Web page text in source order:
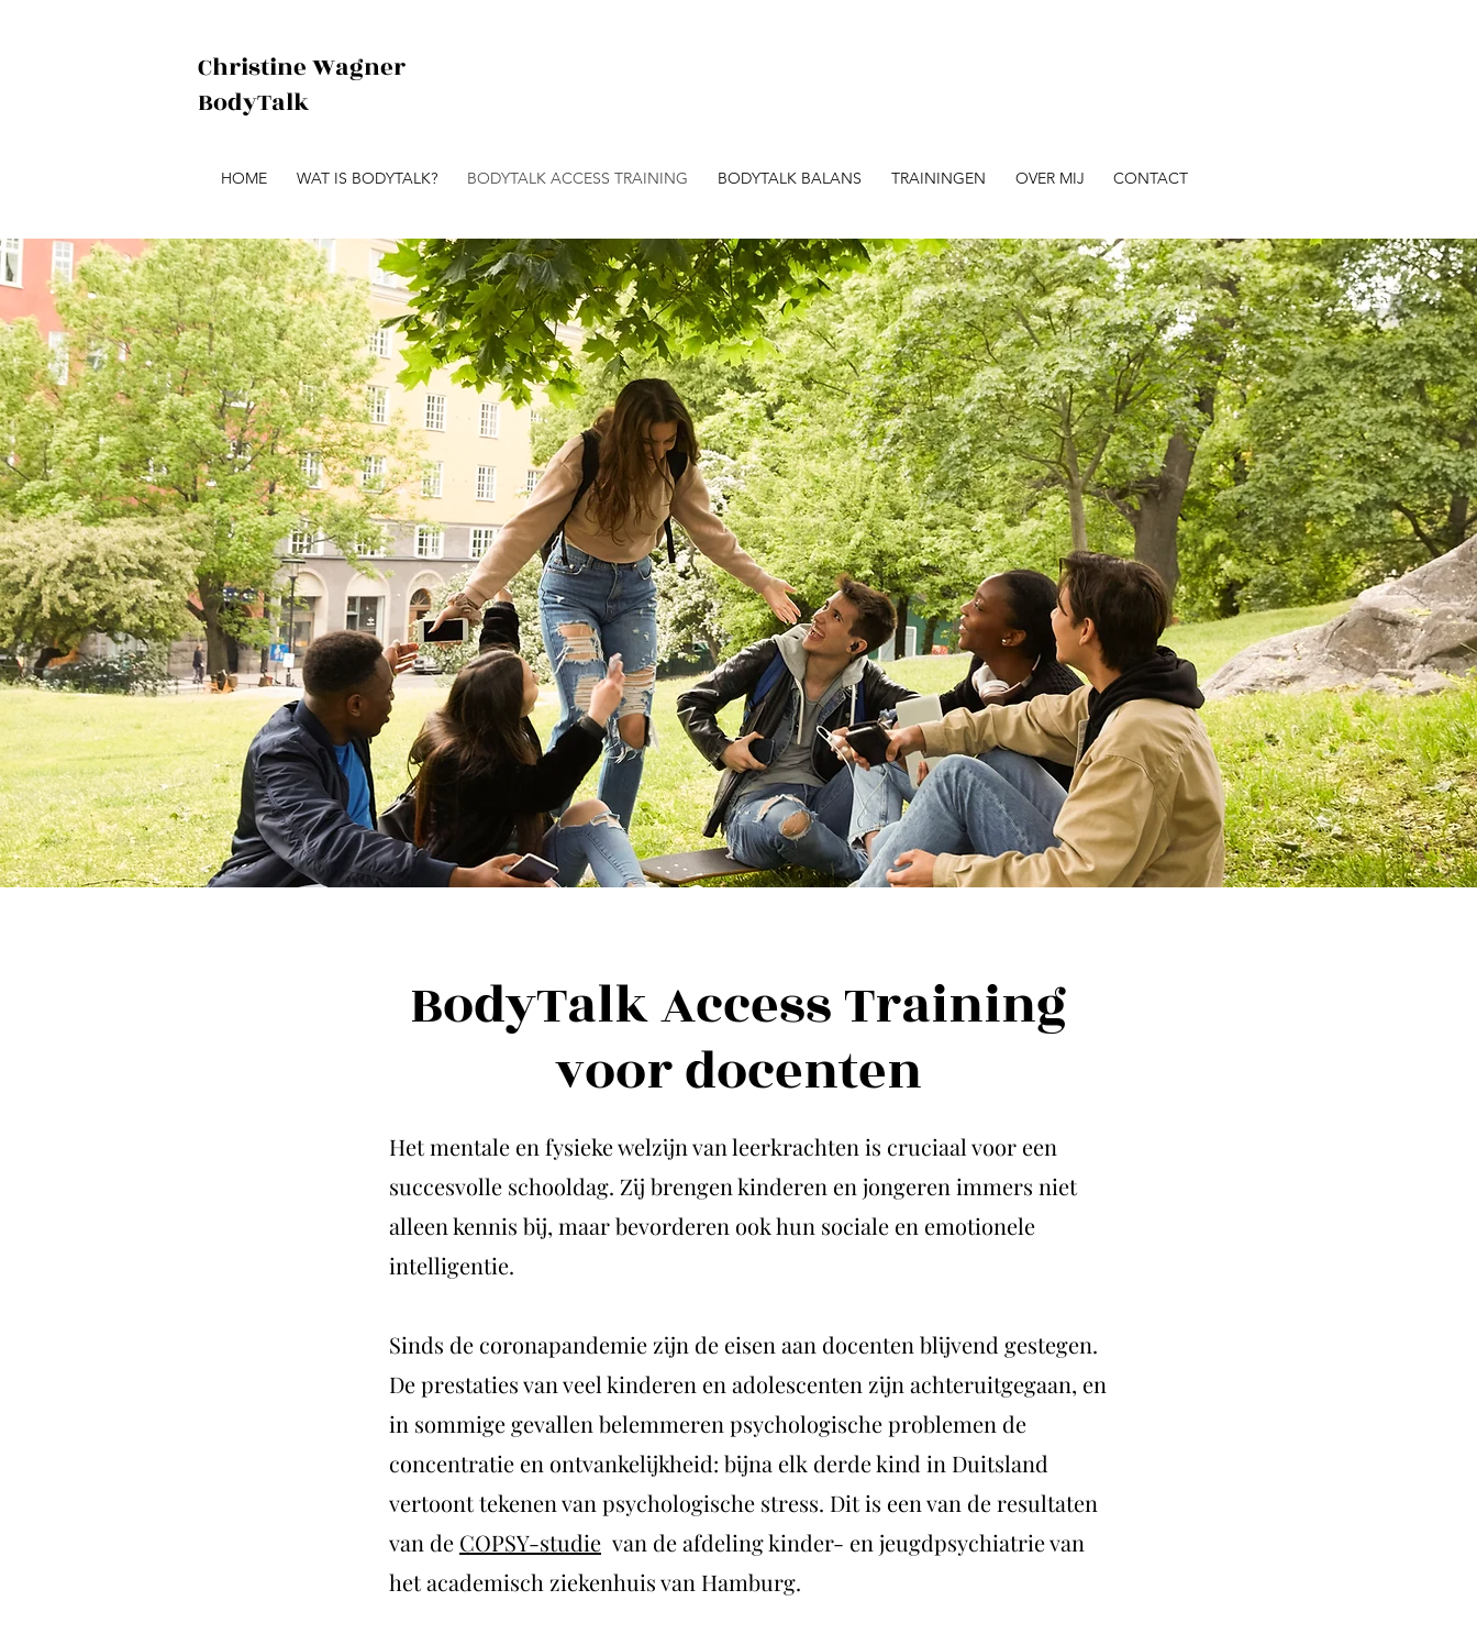
BodyTalk Access Training
voor docenten
Het mentale en fysieke welzijn van leerkrachten is cruciaal voor een
succesvolle schooldag. Zij brengen kinderen en jongeren immers niet
alleen kennis bij, maar bevorderen ook hun sociale en emotionele
intelligentie.
Sinds de coronapandemie zijn de eisen aan docenten blijvend gestegen.
De prestaties van veel kinderen en adolescenten zijn achteruitgegaan, en
in sommige gevallen belemmeren psychologische problemen de
concentratie en ontvankelijkheid: bijna elk derde kind in Duitsland
vertoont tekenen van psychologische stress. Dit is een van de resultaten
van de COPSY-studie van de afdeling kinder- en jeugdpsychiatrie van
het academisch ziekenhuis van Hamburg.
Christine Wagner
BodyTalk
HOME WAT IS BODYTALK? BODYTALK ACCESS TRAINING BODYTALK BALANS TRAININGEN OVER MIJ CONTACT